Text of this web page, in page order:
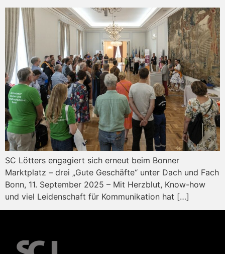
SC Lötters engagiert sich erneut beim Bonner
Marktplatz – drei „Gute Geschäfte“ unter Dach und Fach
Bonn, 11. September 2025 – Mit Herzblut, Know-how
und viel Leidenschaft für Kommunikation hat […]